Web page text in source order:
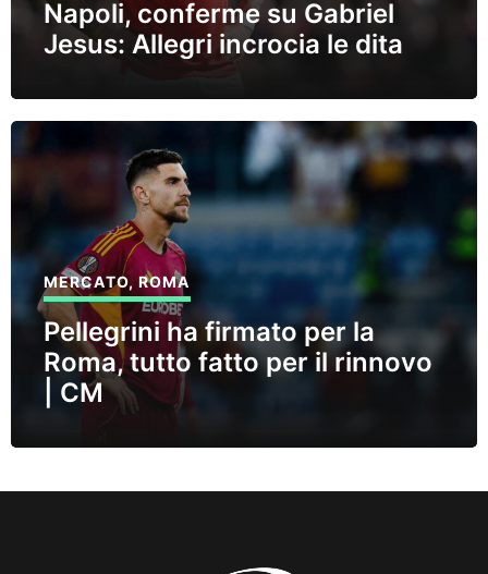
Napoli, conferme su Gabriel
Jesus: Allegri incrocia le dita
MERCATO,ROMA
Pellegrini ha firmato per la
Roma, tutto fatto per il rinnovo
| CM